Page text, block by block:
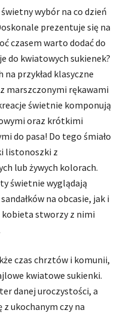
wybór na co dzień
prezentuje się na
czasem warto dodać do
do kwiatowych sukienek?
przykład klasyczne
marszczonymi rękawami
świetnie komponują
oraz krótkimi
do pasa! Do tego śmiało
listonoszki z
lub żywych kolorach.
świetnie wyglądają
na obcasie, jak i
kobieta stworzy z nimi
czas chrztów i komunii,
kwiatowe sukienki.
danej uroczystości, a
z ukochanym czy na